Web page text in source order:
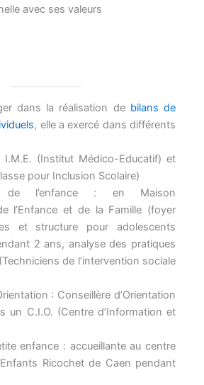
avec ses valeurs
dans la réalisation debilans de
, elle a exercé dans différents
(Institut Médico-Educatif) et
pour Inclusion Scolaire)
de l’enfance : en Maison
l’Enfance et de la Famille (foyer
et structure pour adolescents
2 ans, analyse des pratiques
de l’intervention sociale
: Conseillère d’Orientation
un C.I.O. (Centre d’Information et
enfance : accueillante au centre
Enfants Ricochet de Caen pendant